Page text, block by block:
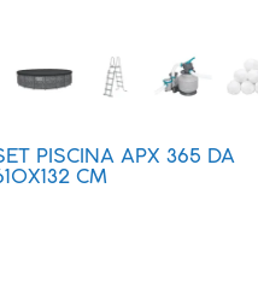
PISCINA APX 365 DA
CM